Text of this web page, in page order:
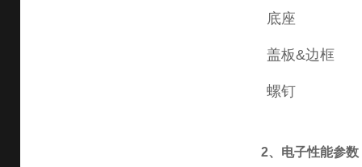
底座
盖板&边框
螺钉
2、电子性能参数